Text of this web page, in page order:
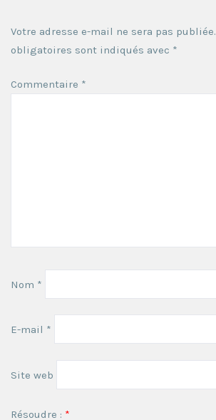
Votre adresse e-mail ne sera pas publiée.
obligatoires sont indiqués avec *
Commentaire *
Nom *
E-mail *
Site web
Résoudre : *